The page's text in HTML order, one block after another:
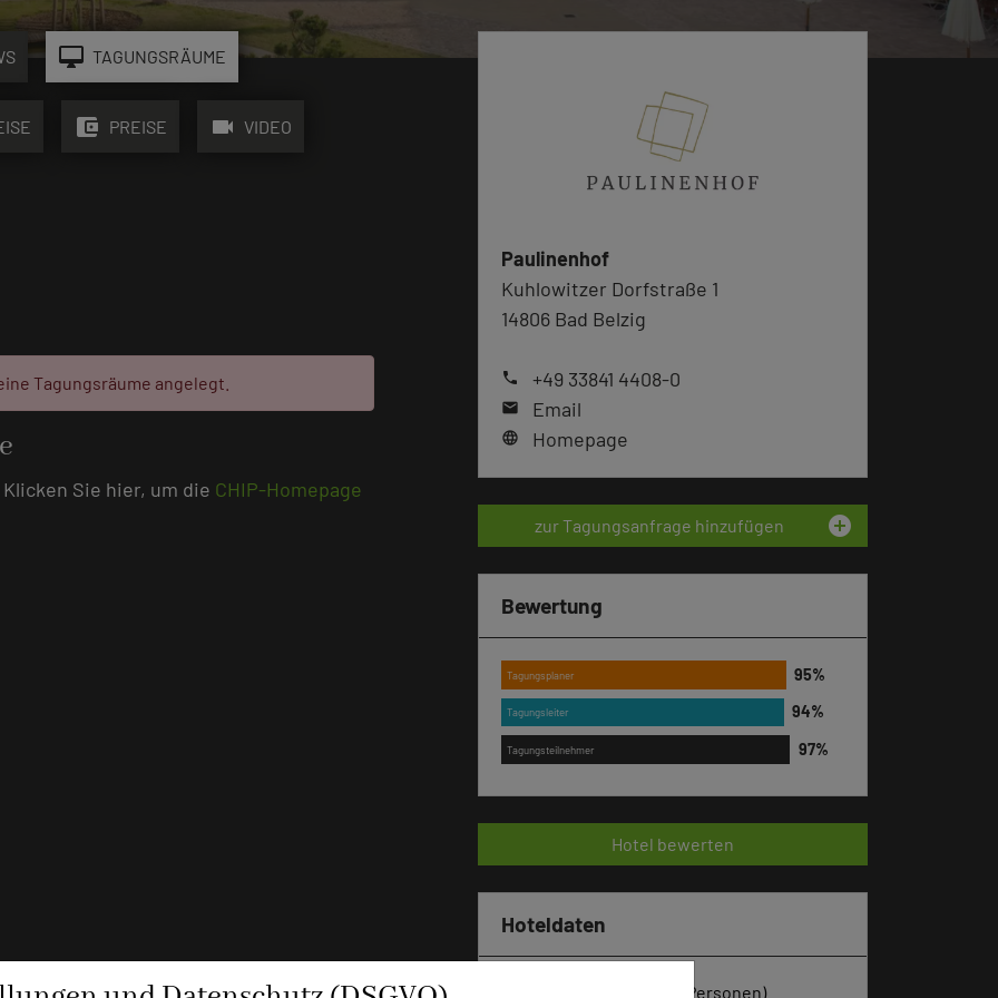
desktop_mac TAGUNGSRÄUME
account_balance_wallet PREISE videocam VIDEO
Tagungsräume angelegt.
Sie hier, um die CHIP-Homepage
Paulinenhof
Kuhlowitzer Dorfstraße 1
14806 Bad Belzig
phone +49 33841 4408-0
mail Email
language Homepage
zur Tagungsanfrage hinzufügen add_circle
Bewertung
Tagungsplaner
Tagungsleiter
Tagungsteilnehmer
Hotel bewerten
Hoteldaten
Max. Tagungskapazität (Personen)